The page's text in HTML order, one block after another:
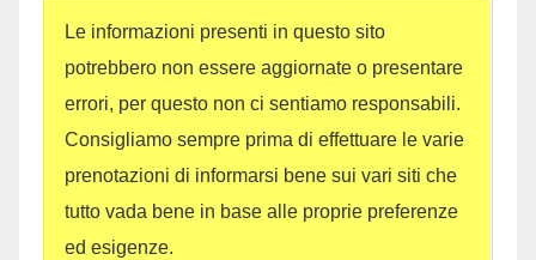
Le informazioni presenti in questo sito
potrebbero non essere aggiornate o presentare
errori, per questo non ci sentiamo responsabili.
Consigliamo sempre prima di effettuare le varie
prenotazioni di informarsi bene sui vari siti che
tutto vada bene in base alle proprie preferenze
ed esigenze.